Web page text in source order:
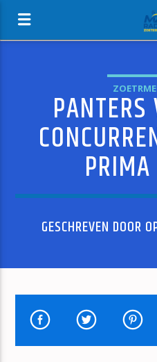
MZ-
HUIDIG NUMMER
T FUST VOL MUZIEK
ARNOLD OVERHAART
GESCHREVEN DOOR